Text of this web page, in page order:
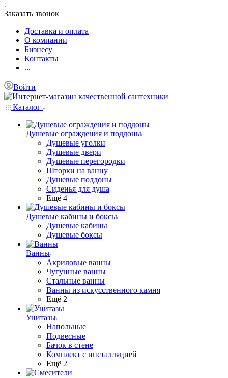
Заказать звонок
Доставка и оплата
О компании
Бизнесу
Контакты
...
Войти
Каталог
Душевые ограждения и поддоны
Душевые уголки
Душевые двери
Душевые перегородки
Шторки на ванну
Душевые поддоны
Сиденья для душа
Ещё 4
Душевые кабины и боксы
Душевые кабины
Душевые боксы
Ванны
Акриловые ванны
Чугунные ванны
Стальные ванны
Ванны из искусственного камня
Ещё 2
Унитазы
Напольные
Подвесные
Бачок в стене
Комплект с инсталляцией
Ещё 2